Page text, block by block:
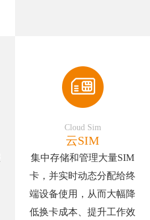
Cloud Sim
云SIM
集中存储和管理大量SIM
卡，并实时动态分配给终
端设备使用，从而大幅降
低换卡成本、提升工作效